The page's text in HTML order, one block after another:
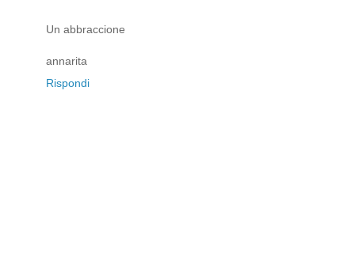
Un abbraccione
annarita
Rispondi